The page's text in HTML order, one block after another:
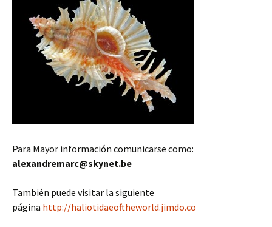
Para Mayor información comunicarse como:
alexandremarc@skynet.be
También puede visitar la siguiente
página http://haliotidaeoftheworld.jimdo.co